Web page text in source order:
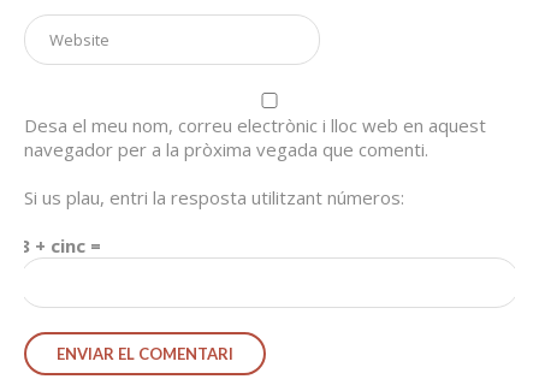
Desa el meu nom, correu electrònic i lloc web en aquest
navegador per a la pròxima vegada que comenti.
Si us plau, entri la resposta utilitzant números:
8 + cinc =